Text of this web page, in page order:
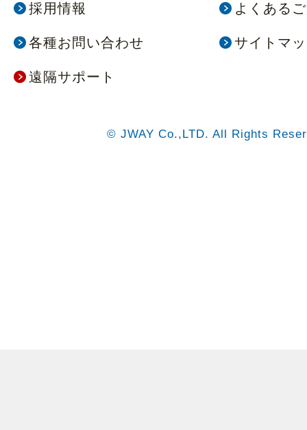
採用情報 よくある
各種お問い合わせ サイトマ
遠隔サポート
© JWAY Co.,LTD. All Rights